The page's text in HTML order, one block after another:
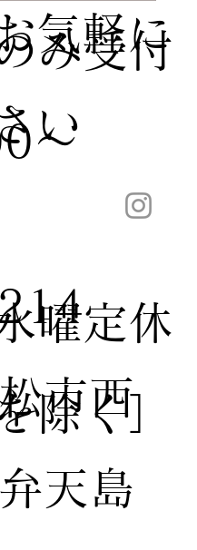
気軽に
い
み受付
〜
曜定休
除く］
市西
天島